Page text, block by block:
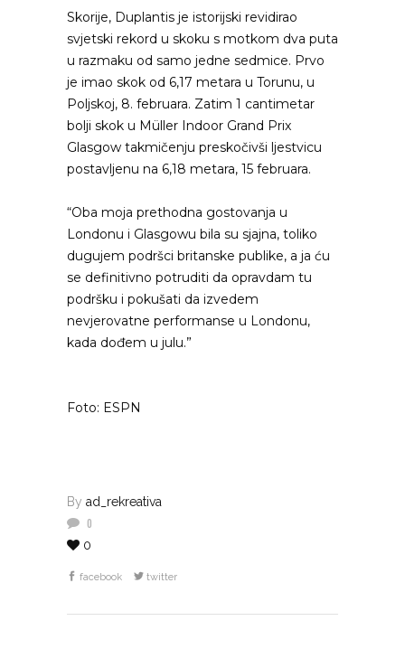
Skorije, Duplantis je istorijski revidirao
svjetski rekord u skoku s motkom dva puta
u razmaku od samo jedne sedmice. Prvo
je imao skok od 6,17 metara u Torunu, u
Poljskoj, 8. februara. Zatim 1 cantimetar
bolji skok u Müller Indoor Grand Prix
Glasgow takmičenju preskočivši ljestvicu
postavljenu na 6,18 metara, 15 februara.
“Oba moja prethodna gostovanja u
Londonu i Glasgowu bila su sjajna, toliko
dugujem podršci britanske publike, a ja ću
se definitivno potruditi da opravdam tu
podršku i pokušati da izvedem
nevjerovatne performanse u Londonu,
kada dođem u julu.”
Foto: ESPN
By ad_rekreativa
0
0
facebook twitter